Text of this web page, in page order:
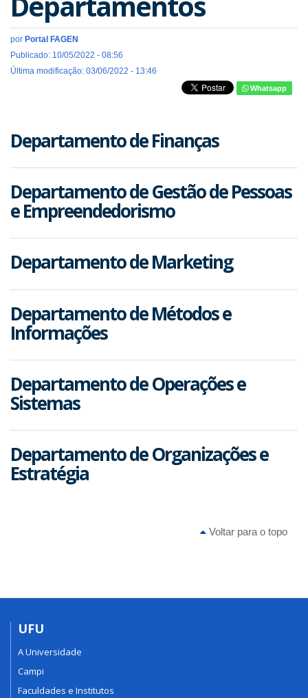
por Portal FAGEN
Publicado: 10/05/2022 - 08:56
Última modificação: 03/06/2022 - 13:46
Whatsapp
Departamento de Finanças
Departamento de Gestão de Pessoas
e Empreendedorismo
Departamento de Marketing
Departamento de Métodos e
Informações
Departamento de Operações e
Sistemas
Departamento de Organizações e
Estratégia
Voltar para o topo
UFU
A Universidade
Campi
Faculdades e Institutos